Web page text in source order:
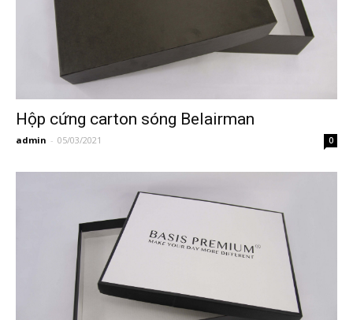
Hộp cứng carton sóng Belairman
admin - 05/03/2021 0